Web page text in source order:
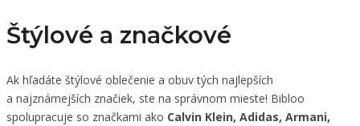
Štýlové a značkové
Ak hľadáte štýlové oblečenie a obuv tých najlepších
a najznámejších značiek, ste na správnom mieste! Bibloo
spolupracuje so značkami ako Calvin Klein, Adidas, Armani,